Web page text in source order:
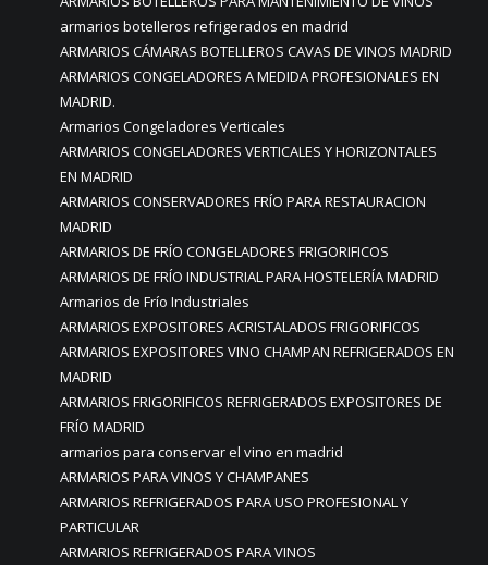
armarios botelleros refrigerados en madrid
ARMARIOS CÁMARAS BOTELLEROS CAVAS DE VINOS MADRID
ARMARIOS CONGELADORES A MEDIDA PROFESIONALES EN
MADRID.
Armarios Congeladores Verticales
ARMARIOS CONGELADORES VERTICALES Y HORIZONTALES
EN MADRID
ARMARIOS CONSERVADORES FRÍO PARA RESTAURACION
MADRID
ARMARIOS DE FRÍO CONGELADORES FRIGORIFICOS
ARMARIOS DE FRÍO INDUSTRIAL PARA HOSTELERÍA MADRID
Armarios de Frío Industriales
ARMARIOS EXPOSITORES ACRISTALADOS FRIGORIFICOS
ARMARIOS EXPOSITORES VINO CHAMPAN REFRIGERADOS EN
MADRID
ARMARIOS FRIGORIFICOS REFRIGERADOS EXPOSITORES DE
FRÍO MADRID
armarios para conservar el vino en madrid
ARMARIOS PARA VINOS Y CHAMPANES
ARMARIOS REFRIGERADOS PARA USO PROFESIONAL Y
PARTICULAR
ARMARIOS REFRIGERADOS PARA VINOS